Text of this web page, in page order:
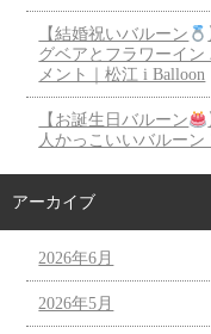
【結婚祝いバルーン
グベアとフラワーイ
メント｜松江 i Balloon
【お誕生日バルーン
人かっこいいバルー
アーカイブ
2026年6月
2026年5月